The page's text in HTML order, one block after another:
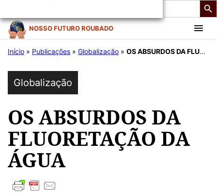
Pular
para
conteúdo
NOSSO FUTURO ROUBADO
Início » Publicações » Globalização » OS ABSURDOS DA FLUORETAÇÃO DA ÁGUA
Globalização
OS ABSURDOS DA
FLUORETAÇÃO DA
ÁGUA